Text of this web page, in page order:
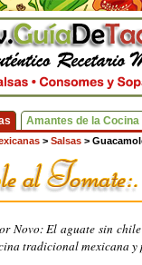
Amantes de la
> Salsas >
Novo: El aguate sin
tradicional mexicana